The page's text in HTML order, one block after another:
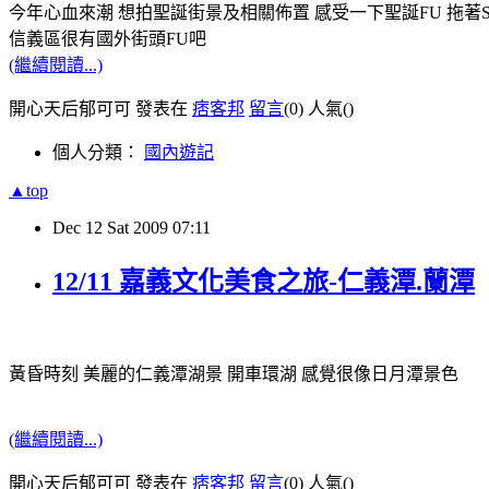
今年心血來潮 想拍聖誕街景及相關佈置 感受一下聖誕FU 拖著
信義區很有國外街頭FU吧
(繼續閱讀...)
開心天后郁可可 發表在 痞客邦 留言(0) 人氣()
個人分類： 國內遊記
▲top
Dec 12 Sat 2009 07:11
12/11 嘉義文化美食之旅-仁義潭.蘭潭
黃昏時刻 美麗的仁義潭湖景 開車環湖 感覺很像日月潭景色
(繼續閱讀...)
開心天后郁可可 發表在 痞客邦 留言(0) 人氣()